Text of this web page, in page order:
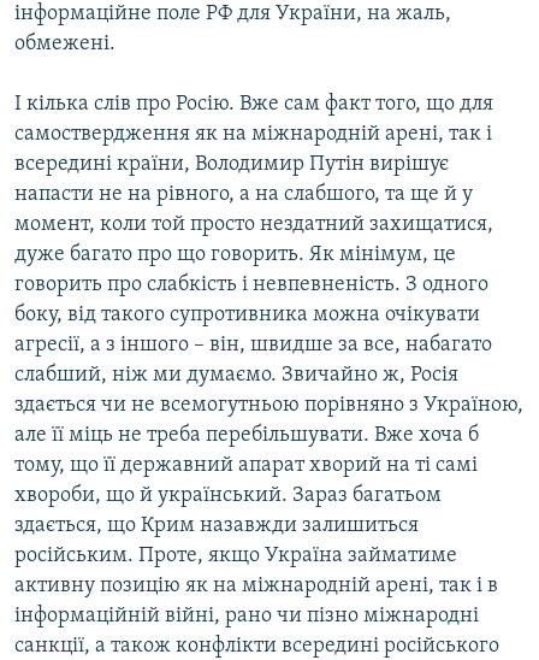
інформаційне поле РФ для України, на жаль,
обмежені.
І кілька слів про Росію. Вже сам факт того, що для
самоствердження як на міжнародній арені, так і
всередині країни, Володимир Путін вирішує
напасти не на рівного, а на слабшого, та ще й у
момент, коли той просто нездатний захищатися,
дуже багато про що говорить. Як мінімум, це
говорить про слабкість і невпевненість. З одного
боку, від такого супротивника можна очікувати
агресії, а з іншого – він, швидше за все, набагато
слабший, ніж ми думаємо. Звичайно ж, Росія
здається чи не всемогутньою порівняно з Україною,
але її міць не треба перебільшувати. Вже хоча б
тому, що її державний апарат хворий на ті самі
хвороби, що й український. Зараз багатьом
здається, що Крим назавжди залишиться
російським. Проте, якщо Україна займатиме
активну позицію як на міжнародній арені, так і в
інформаційній війні, рано чи пізно міжнародні
санкції, а також конфлікти всередині російського